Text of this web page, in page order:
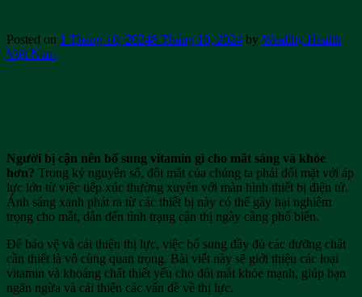
Posted on 1 Tháng 10, 20248 Tháng 10, 2024 by Wealthy Health
Việt Nam
Người bị cận nên bổ sung vitamin gì cho mắt sáng và khỏe
hơn? Trong kỷ nguyên số, đôi mắt của chúng ta phải đối mặt với áp
lực lớn từ việc tiếp xúc thường xuyên với màn hình thiết bị điện tử.
Ánh sáng xanh phát ra từ các thiết bị này có thể gây hại nghiêm
trọng cho mắt, dẫn đến tình trạng cận thị ngày càng phổ biến.
Để bảo vệ và cải thiện thị lực, việc bổ sung đầy đủ các dưỡng chất
cần thiết là vô cùng quan trọng. Bài viết này sẽ giới thiệu các loại
vitamin và khoáng chất thiết yếu cho đôi mắt khỏe mạnh, giúp bạn
ngăn ngừa và cải thiện các vấn đề về thị lực.